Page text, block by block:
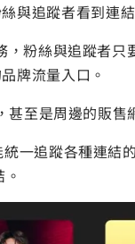
與追蹤者看到連
，粉絲與追蹤者
牌流量入口。
至是周邊的販售
統一追蹤各種連結